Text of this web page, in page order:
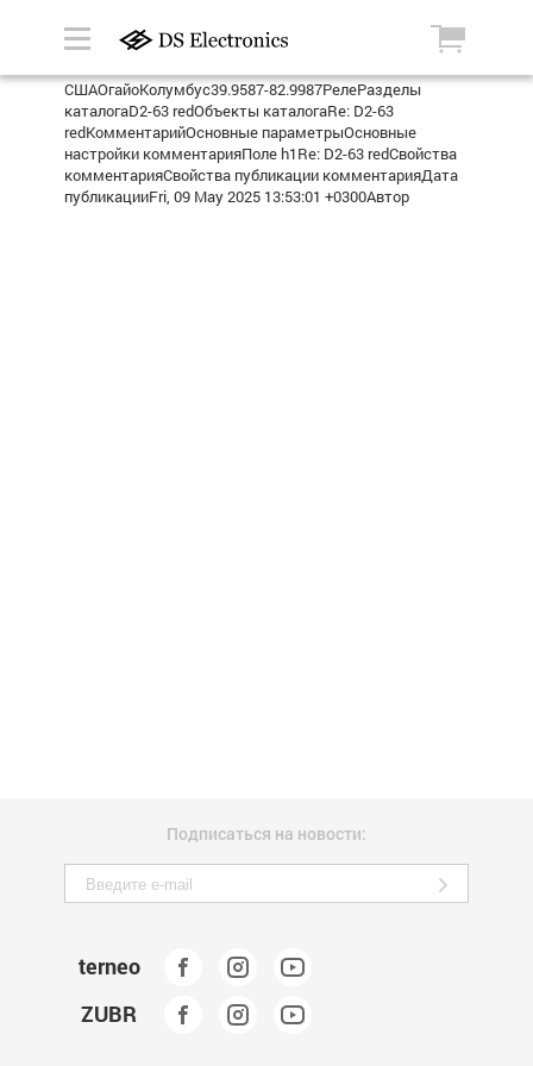
СШАОгайоКолумбус39.9587-82.9987РелеРазделы
каталогаD2-63 redОбъекты каталогаRe: D2-63
redКомментарийОсновные параметрыОсновные
настройки комментарияПоле h1Re: D2-63 redСвойства
комментарияСвойства публикации комментарияДата
публикацииFri, 09 May 2025 13:53:01 +0300Автор
Подписаться на новости:
terneo
ZUBR